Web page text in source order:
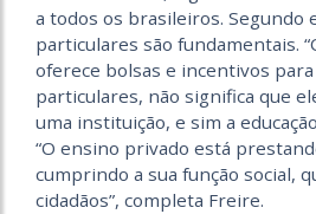
a todos os brasileiros. Segundo
particulares são fundamentais.
oferece bolsas e incentivos
particulares, não significa que
uma instituição, e sim a
“O ensino privado está
cumprindo a sua função social,
cidadãos”, completa Freire.